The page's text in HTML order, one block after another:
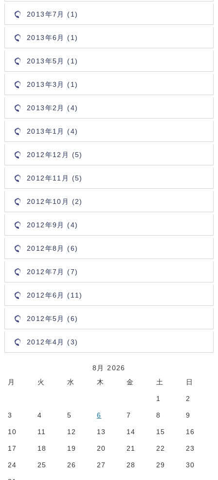
2013年7月 (1)
2013年6月 (1)
2013年5月 (1)
2013年3月 (1)
2013年2月 (4)
2013年1月 (4)
2012年12月 (5)
2012年11月 (5)
2012年10月 (2)
2012年9月 (4)
2012年8月 (6)
2012年7月 (7)
2012年6月 (11)
2012年5月 (6)
2012年4月 (3)
8月 2026
月
火 水 木 金 土 日
1 2
3 4 5 6 7 8 9
10 11 12 13 14 15 16
17 18 19 20 21 22 23
24 25 26 27 28 29 30